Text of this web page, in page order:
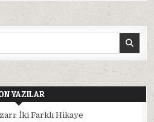
YAZILAR
İki Farklı Hikaye